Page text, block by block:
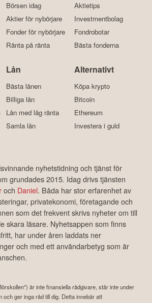
Börsen idag
Aktier för nybörjare
Fonder för nybörjare
Ränta på ränta
Aktietips
Investmentbolag
Fondrobotar
Bästa fonderna
Lån
Bästa lånen
Billiga lån
Lån med låg ränta
Samla lån
Alternativt
Köpa krypto
Bitcoin
Ethereum
Investera i guld
nyhetstidning och tjänst för
grundades 2015. Idag drivs tjänsten
och Daniel. Båda har stor erfarenhet av
privatekonomi, företagande och
som det frekvent skrivs nyheter om till
skara läsare. Nyhetsappen som finns
har under åren laddats ner
och med ett användarbetyg som är
är inte finansiella rådgivare, står inte under
och ger inga råd till dig. Detta innebär att